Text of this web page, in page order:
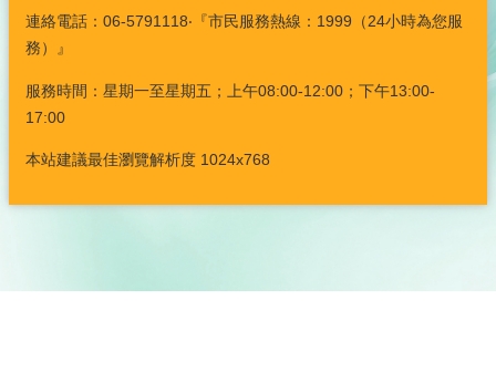
連絡電話：06-5791118‧『市民服務熱線：1999（24小時為您服
務）』
服務時間：星期一至星期五；上午08:00-12:00；下午13:00-
17:00
本站建議最佳瀏覽解析度 1024x768